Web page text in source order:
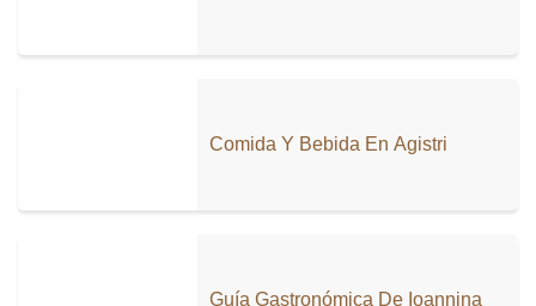
Comida Y Bebida En Agistri
Guía Gastronómica De Ioannina